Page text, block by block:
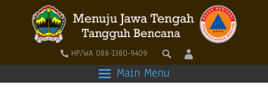
HP/WA 088-1380-9409
Main Menu